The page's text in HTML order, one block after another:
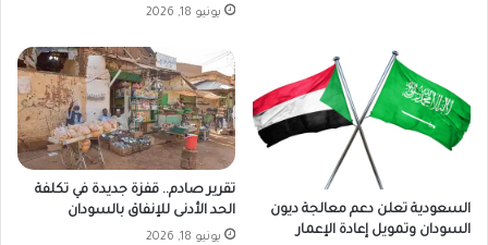
يونيو 18, 2026
السعودية تعلن دعم معالجة ديون
السودان وتمويل إعادة الإعمار
تقرير صادم.. قفزة جديدة في تكلفة
الحد الأدنى للإنفاق بالسودان
يونيو 18, 2026